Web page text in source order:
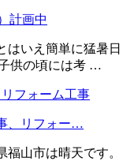
計画中
はいえ簡単に猛暑日
供の頃には考 …
、リフォー…
山市は晴天です。